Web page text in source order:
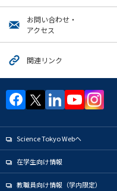
お問い合わせ・
アクセス
関連リンク
Science Tokyo Webヘ
在学生向け情報
教職員向け情報（学内限定）